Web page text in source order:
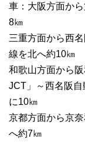
車：大阪方面か
8㎞
三重方面から西
線を北へ約10㎞
和歌山方面から
JCT」～西名阪
に10㎞
京都方面から京
へ約7㎞